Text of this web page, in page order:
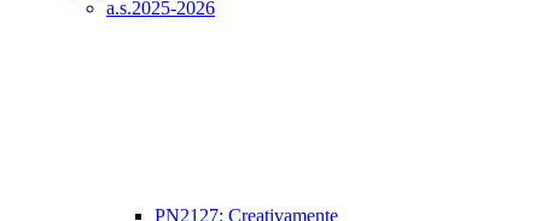
a.s.2025-2026
PN2127: Creativamente